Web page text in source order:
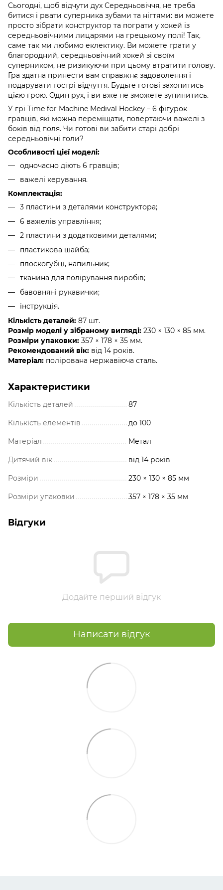
Сьогодні, щоб відчути дух Середньовіччя, не треба
битися і рвати суперника зубами та нігтями: ви можете
просто зібрати конструктор та пограти у хокей із
середньовічними лицарями на грецькому полі! Так,
саме так ми любимо еклектику. Ви можете грати у
благородний, середньовічний хокей зі своїм
суперником, не ризикуючи при цьому втратити голову.
Гра здатна принести вам справжнє задоволення і
подарувати гострі відчуття. Будьте готові захопитись
цією грою. Один рух, і ви вже не зможете зупинитись.
У грі Time for Machine Medival Hockey – 6 фігурок
гравців, які можна переміщати, повертаючи важелі з
боків від поля. Чи готові ви забити старі добрі
середньовічні голи?
Особливості цієї моделі:
одночасно діють 6 гравців;
важелі керування.
Комплектація:
3 пластини з деталями конструктора;
6 важелів управління;
2 пластини з додатковими деталями;
пластикова шайба;
плоскогубці, напильник;
тканина для полірування виробів;
бавовняні рукавички;
інструкція.
Кількість деталей: 87 шт.
Розмір моделі у зібраному вигляді: 230 × 130 × 85 мм.
Розміри упаковки: 357 × 178 × 35 мм.
Рекомендований вік: від 14 років.
Матеріал: полірована нержавіюча сталь.
Характеристики
Кількість деталей 87
Кількість елементів до 100
Матеріал Метал
Дитячий вік від 14 років
Розміри 230 × 130 × 85 мм
Розміри упаковки 357 × 178 × 35 мм
Відгуки
Додайте перший відгук
Написати відгук